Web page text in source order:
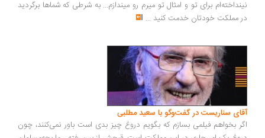
نینداخته‌ام برای تو و امثال تو میرم رو میندازم... به شرطی که شماها برگردید
در مملکت خودتان خدمت کنید ...
آقای سناریست در گفت‌وگو با سعید مطلبی
اگر بخواهم فیلمی بسازم که بگویم دروغ چیز بدی است باور نمی‌کنند، چون